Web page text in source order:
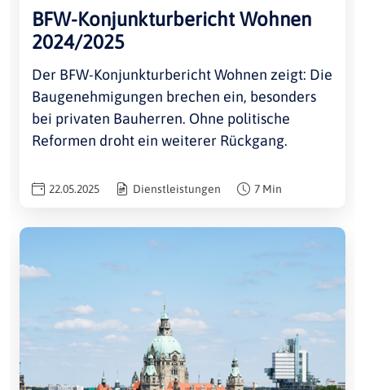
BFW-Konjunkturbericht Wohnen
2024/2025
Der BFW-Konjunkturbericht Wohnen zeigt: Die
Baugenehmigungen brechen ein, besonders
bei privaten Bauherren. Ohne politische
Reformen droht ein weiterer Rückgang.
22.05.2025 Dienstleistungen 7 Min